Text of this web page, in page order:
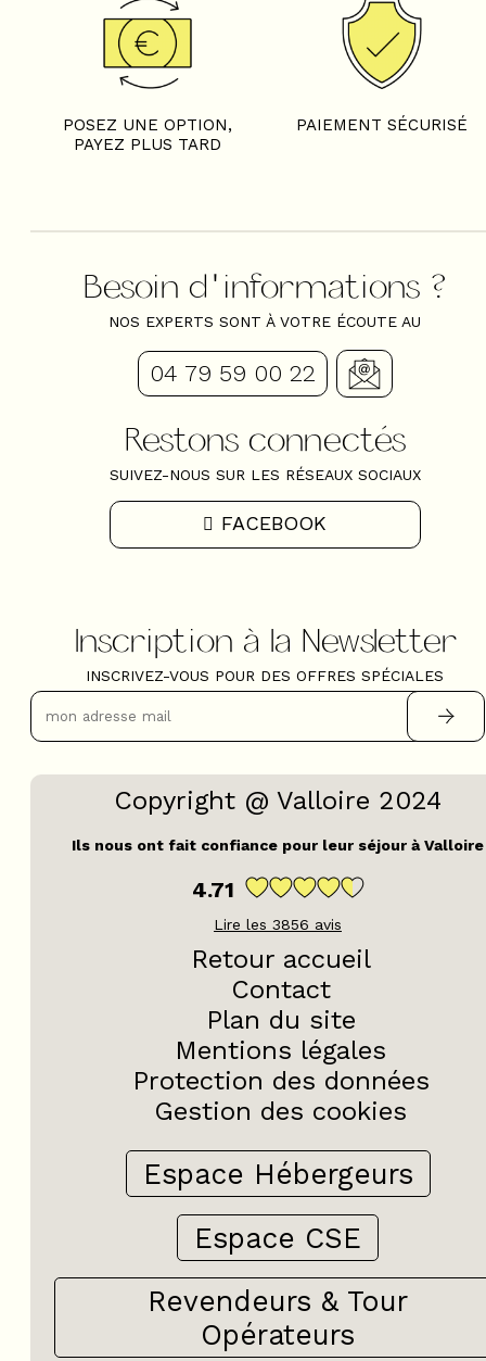
POSEZ UNE OPTION,
PAYEZ PLUS TARD
PAIEMENT SÉCURISÉ
Besoin d'informations ?
NOS EXPERTS SONT À VOTRE ÉCOUTE AU
04 79 59 00 22
Restons connectés
SUIVEZ-NOUS SUR LES RÉSEAUX SOCIAUX
FACEBOOK
Inscription à la Newsletter
INSCRIVEZ-VOUS POUR DES OFFRES SPÉCIALES
Copyright @ Valloire 2024
Ils nous ont fait confiance pour leur séjour à Valloire
4.71
Lire les 3856 avis
Retour accueil
Contact
Plan du site
Mentions légales
Protection des données
Gestion des cookies
Espace Hébergeurs
Espace CSE
Revendeurs & Tour
Opérateurs